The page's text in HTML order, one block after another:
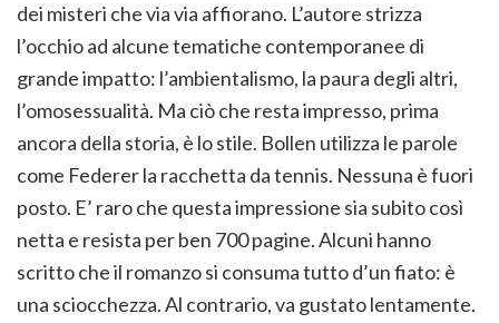
dei misteri che via via affiorano. L’autore strizza
l’occhio ad alcune tematiche contemporanee di
grande impatto: l’ambientalismo, la paura degli altri,
l’omosessualità. Ma ciò che resta impresso, prima
ancora della storia, è lo stile. Bollen utilizza le parole
come Federer la racchetta da tennis. Nessuna è fuori
posto. E’ raro che questa impressione sia subito così
netta e resista per ben 700 pagine. Alcuni hanno
scritto che il romanzo si consuma tutto d’un fiato: è
una sciocchezza. Al contrario, va gustato lentamente.